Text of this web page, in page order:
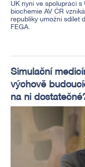
UK nyní ve spolupráci
biochemie AV ČR
republiky umožní sdílet
FEGA.
Simulační
výchově
na ni